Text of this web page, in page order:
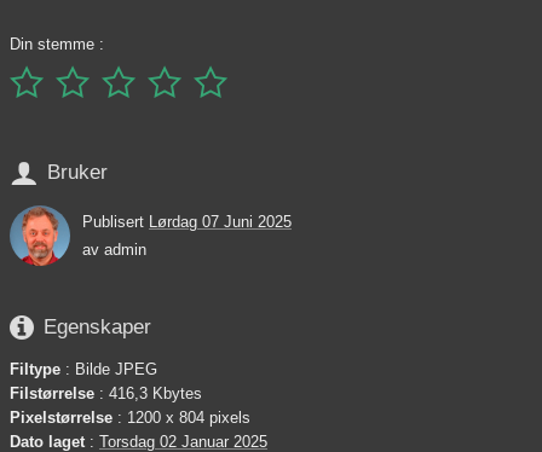
Din stemme :
    
 Bruker
Publisert Lørdag 07 Juni 2025
av admin
 Egenskaper
Filtype : Bilde JPEG
Filstørrelse : 416,3 Kbytes
Pixelstørrelse : 1200 x 804 pixels
Dato laget : Torsdag 02 Januar 2025